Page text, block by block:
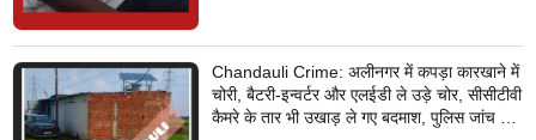
Chandauli Crime: अलीनगर में कपड़ा कारखाने में
चोरी, बैटरी-इन्वर्टर और एलईडी ले उड़े चोर, सीसीटीवी
कैमरे के तार भी उखाड़ ले गए बदमाश, पुलिस जांच में